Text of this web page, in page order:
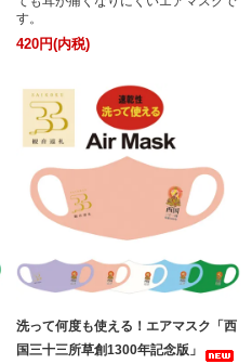
す。
420円(内税)
洗って何度も使える！エアマスク「西
国三十三所草創1300年記念版」